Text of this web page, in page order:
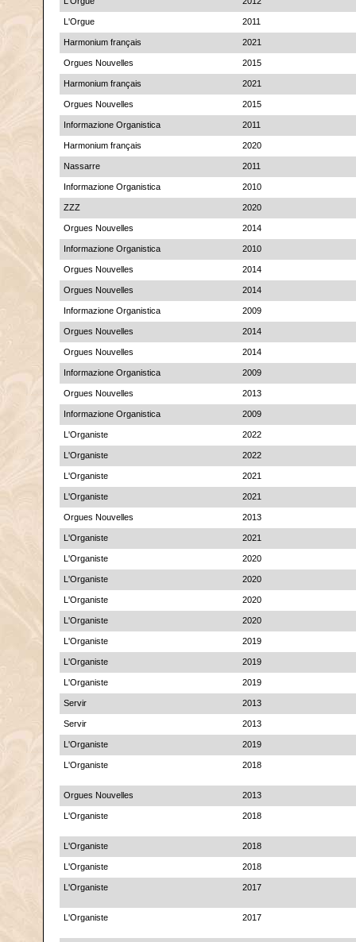
L'Orgue 2011
Harmonium français 2021
Orgues Nouvelles 2015
Harmonium français 2021
Orgues Nouvelles 2015
Informazione Organistica 2011
Harmonium français 2020
Nassarre 2011
Informazione Organistica 2010
ZZZ 2020
Orgues Nouvelles 2014
Informazione Organistica 2010
Orgues Nouvelles 2014
Orgues Nouvelles 2014
Informazione Organistica 2009
Orgues Nouvelles 2014
Orgues Nouvelles 2014
Informazione Organistica 2009
Orgues Nouvelles 2013
Informazione Organistica 2009
L'Organiste 2022
L'Organiste 2022
L'Organiste 2021
L'Organiste 2021
Orgues Nouvelles 2013
L'Organiste 2021
L'Organiste 2020
L'Organiste 2020
L'Organiste 2020
L'Organiste 2020
L'Organiste 2019
L'Organiste 2019
L'Organiste 2019
Servir 2013
Servir 2013
L'Organiste 2019
L'Organiste 2018
Orgues Nouvelles 2013
L'Organiste 2018
L'Organiste 2018
L'Organiste 2018
L'Organiste 2017
L'Organiste 2017